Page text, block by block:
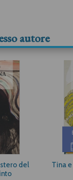
autore
del
Tina